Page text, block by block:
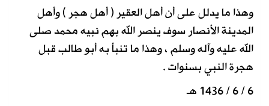
وهذا ما يدلل على أن أهل العقير ( أهل هجر ) وأهل
المدينة الأنصار سوف ينصر الله بهم نبيه محمد صلى
الله عليه وآله وسلم ، وهذا ما تنبأ به أبو طالب قبل
هجرة النبي بسنوات .
6 / 6 / 1436 هـ